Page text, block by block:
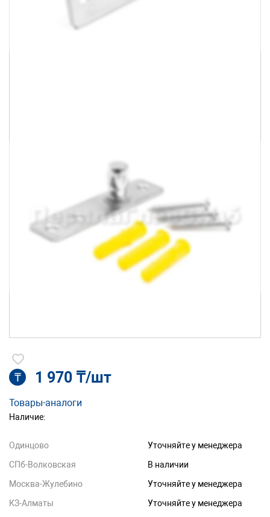
₸ 1 970 ₸/шт
Товары-аналоги
Наличие:
Одинцово
Уточняйте у менеджера
СПб-Волковская
В наличии
Москва-Жулебино
Уточняйте у менеджера
КЗ-Алматы
Уточняйте у менеджера